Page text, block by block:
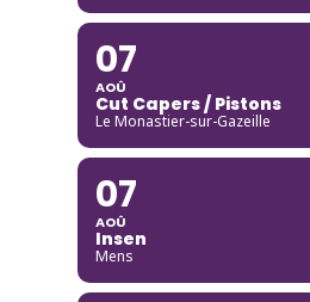
07
AOÛ
Cut Capers / Pistons
Le Monastier-sur-Gazeille
07
AOÛ
Insen
Mens